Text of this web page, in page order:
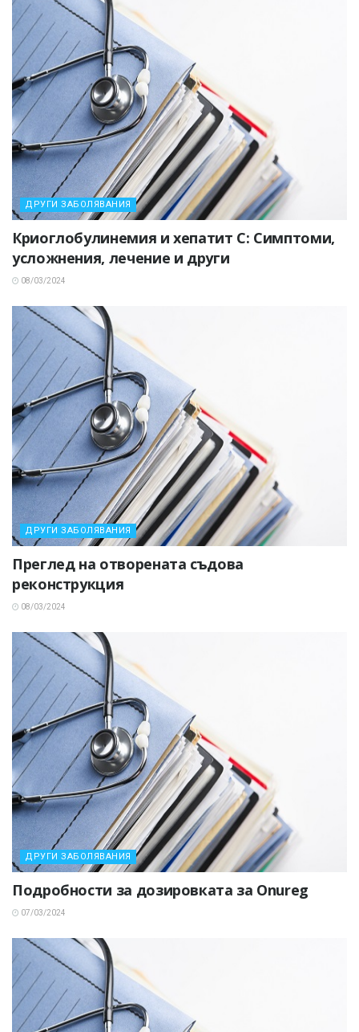
ДРУГИ ЗАБОЛЯВАНИЯ
Криоглобулинемия и хепатит C: Симптоми,
усложнения, лечение и други
08/03/2024
ДРУГИ ЗАБОЛЯВАНИЯ
Преглед на отворената съдова
реконструкция
08/03/2024
ДРУГИ ЗАБОЛЯВАНИЯ
Подробности за дозировката за Onureg
07/03/2024